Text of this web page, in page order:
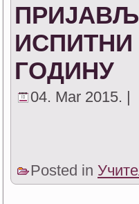
ИСПИТНИ
ГОДИНУ
04. Mar 2015. |
Posted in